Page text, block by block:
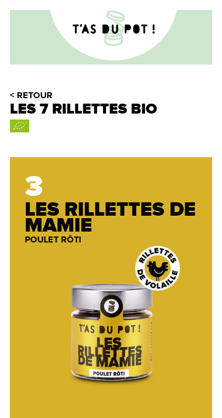
< RETOUR
LES 7 RILLETTES BIO
3
LES RILLETTES DE
MAMIE
POULET RÔTI